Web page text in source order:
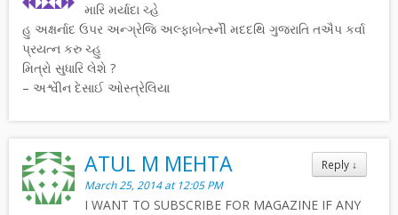
મારિ મર્યાદા ચ્હે
હુ અક્ષર્નાદ ઉપર અન્ગ્રેજિ અલ્ફાબેત્સ્નેી મદદથિ ગુજરાતિ તઐપ કર્વા
પ્રયત્ન કરુ ચ્હુ
મિત્રો સુધારિ લેશે ?
– અશ્વેીન દેસાઈ ઓસ્ત્રેલિયા
Reply ↓
ATUL M MEHTA
March 25, 2014 at 12:05 PM
I WANT TO SUBSCRIBE FOR MAGAZINE IF ANY